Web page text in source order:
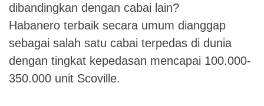
dibandingkan dengan cabai lain?
Habanero terbaik secara umum dianggap
sebagai salah satu cabai terpedas di dunia
dengan tingkat kepedasan mencapai 100.000-
350.000 unit Scoville.